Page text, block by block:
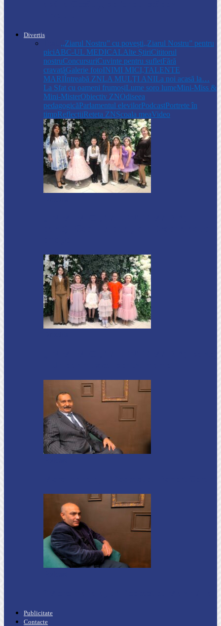
Divertis
,,Ziarul Nostru” cu povești„Ziarul Nostru” pentru
piciABC-UL MEDICALAlte ȘtiriCititorul
nostruConcursuriCuvinte pentru sufletFără
cravatăGalerie fotoINIMI MICI,TALENTE
MARIÎntreabă ZNLA MULŢI ANILa noi acasă la…
La Sfat cu oameni frumoșiLume soro lumeMini-Miss &
Mini-MisterObiectiv ZNOdiseea
pedagogicăParlamentul elevilorPodcastPortrete în
timpReflecțiiReteta ZNȘcoala meaVideo
Publicitate
Contacte